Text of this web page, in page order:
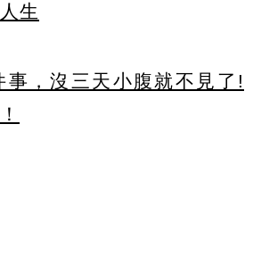
生
，沒三天小腹就不見了!